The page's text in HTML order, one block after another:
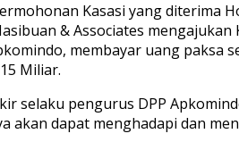
Kasasi yang diterima
& Associates
membayar uang paksa
Miliar.
selaku pengurus DPP
akan dapat menghadapi dan